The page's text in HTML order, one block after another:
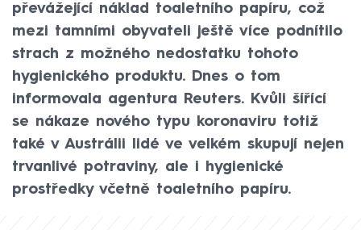
převážející náklad toaletního papíru, což
mezi tamními obyvateli ještě více podnítilo
strach z možného nedostatku tohoto
hygienického produktu. Dnes o tom
informovala agentura Reuters. Kvůli šířící
se nákaze nového typu koronaviru totiž
také v Austrálii lidé ve velkém skupují nejen
trvanlivé potraviny, ale i hygienické
prostředky včetně toaletního papíru.